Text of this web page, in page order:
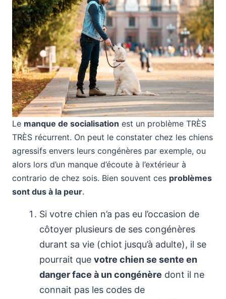
Le manque de socialisation est un problème TRÈS
TRÈS récurrent. On peut le constater chez les chiens
agressifs envers leurs congénères par exemple, ou
alors lors d’un manque d’écoute à l’extérieur à
contrario de chez sois. Bien souvent ces problèmes
sont dus à la peur.
Si votre chien n’a pas eu l’occasion de
côtoyer plusieurs de ses congénères
durant sa vie (chiot jusqu’à adulte), il se
pourrait que votre chien se sente en
danger face à un congénère dont il ne
connait pas les codes de